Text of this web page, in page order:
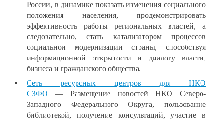
России, в динамике показать изменения социального
положения населения, продемонстрировать
эффективность работы региональных властей, а
следовательно, стать катализатором процессов
социальной модернизации страны, способствуя
информационной открытости и диалогу власти,
бизнеса и гражданского общества.
Сеть ресурсных центров для НКО
СЗФО — Размещение новостей НКО Северо-
Западного Федерального Округа, пользование
библиотекой, получение консультаций, участие в